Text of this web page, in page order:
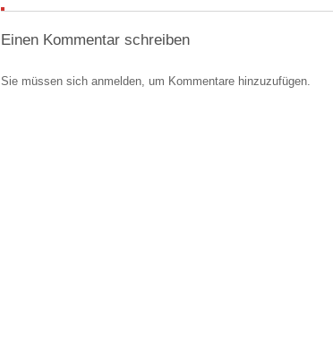
Einen Kommentar schreiben
Sie müssen sich anmelden, um Kommentare hinzuzufügen.